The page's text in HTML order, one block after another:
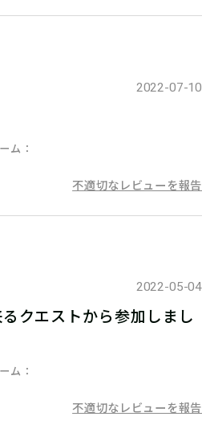
2022-07-10
ム
不適切なレビューを報告
2022-05-04
クエストから参加しまし
ム
不適切なレビューを報告